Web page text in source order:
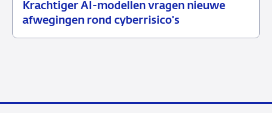
Krachtiger AI-modellen vragen nieuwe
afwegingen rond cyberrisico's
10
Nieuwsbericht